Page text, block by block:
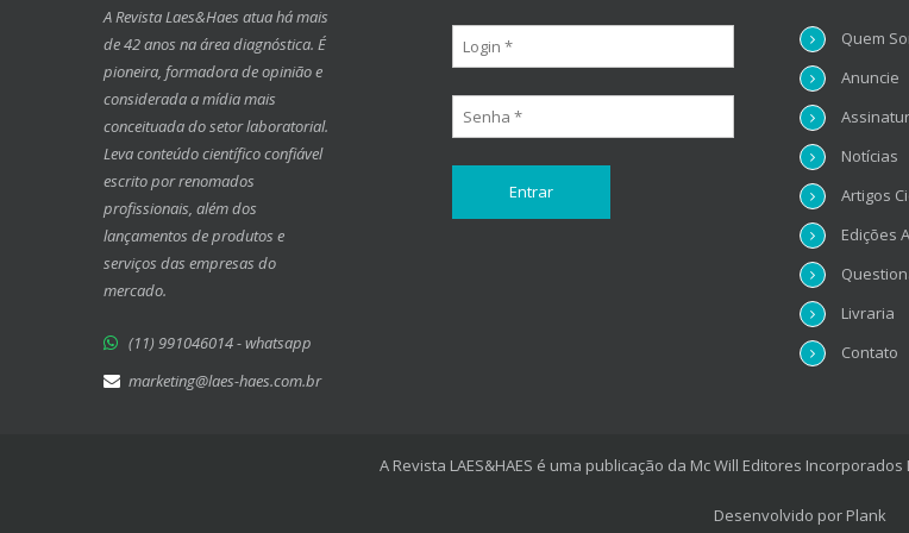
A Revista Laes&Haes atua há mais
de 42 anos na área diagnóstica. É
pioneira, formadora de opinião e
considerada a mídia mais
conceituada do setor laboratorial.
Leva conteúdo científico confiável
escrito por renomados
profissionais, além dos
lançamentos de produtos e
serviços das empresas do
mercado.
(11) 991046014 - whatsapp
marketing@laes-haes.com.br
Quem
Anuncie
Notícias
Artigos
Edições
Livraria
Contato
A Revista LAES&HAES é uma publicação da Mc Will Editores
Desenvolvido por Plank